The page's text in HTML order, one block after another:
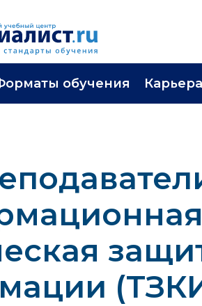
переподготовка
на обучение
обучения Карьера